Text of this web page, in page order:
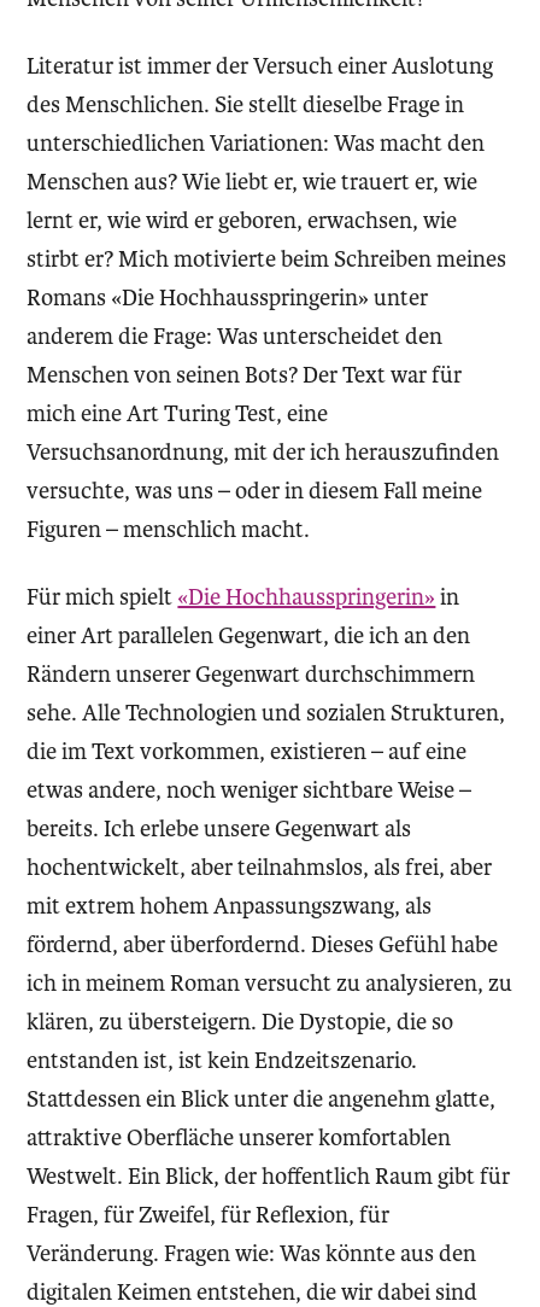
Literatur ist immer der Versuch einer Auslotung
des Menschlichen. Sie stellt dieselbe Frage in
unterschiedlichen Variationen: Was macht den
Menschen aus? Wie liebt er, wie trauert er, wie
lernt er, wie wird er geboren, erwachsen, wie
stirbt er? Mich motivierte beim Schreiben meines
Romans «Die Hochhausspringerin» unter
anderem die Frage: Was unterscheidet den
Menschen von seinen Bots? Der Text war für
mich eine Art Turing Test, eine
Versuchsanordnung, mit der ich herauszufinden
versuchte, was uns – oder in diesem Fall meine
Figuren – menschlich macht.
Für mich spielt «Die Hochhausspringerin» in
einer Art parallelen Gegenwart, die ich an den
Rändern unserer Gegenwart durchschimmern
sehe. Alle Technologien und sozialen Strukturen,
die im Text vorkommen, existieren – auf eine
etwas andere, noch weniger sichtbare Weise –
bereits. Ich erlebe unsere Gegenwart als
hochentwickelt, aber teilnahmslos, als frei, aber
mit extrem hohem Anpassungszwang, als
fördernd, aber überfordernd. Dieses Gefühl habe
ich in meinem Roman versucht zu analysieren, zu
klären, zu übersteigern. Die Dystopie, die so
entstanden ist, ist kein Endzeitszenario.
Stattdessen ein Blick unter die angenehm glatte,
attraktive Oberfläche unserer komfortablen
Westwelt. Ein Blick, der hoffentlich Raum gibt für
Fragen, für Zweifel, für Reflexion, für
Veränderung. Fragen wie: Was könnte aus den
digitalen Keimen entstehen, die wir dabei sind